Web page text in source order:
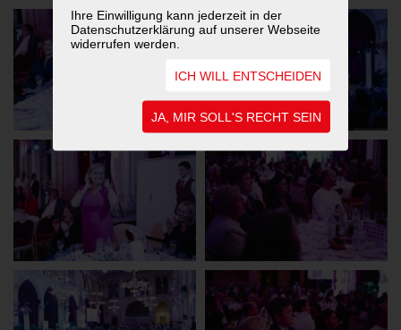
Ihre Einwilligung kann jederzeit in der
Datenschutzerklärung auf unserer Webseite
widerrufen werden.
ICH WILL ENTSCHEIDEN
JA, MIR SOLL'S RECHT SEIN